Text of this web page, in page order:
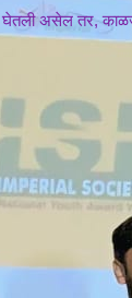
घेतली असेल तर,